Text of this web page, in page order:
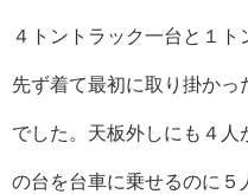
４トントラック一台と１ト
先ず着て最初に取り掛か
でした。天板外しにも４
の台を台車に乗せるのに